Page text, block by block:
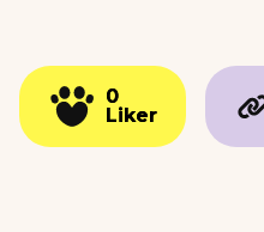
0
Liker
0
Liker